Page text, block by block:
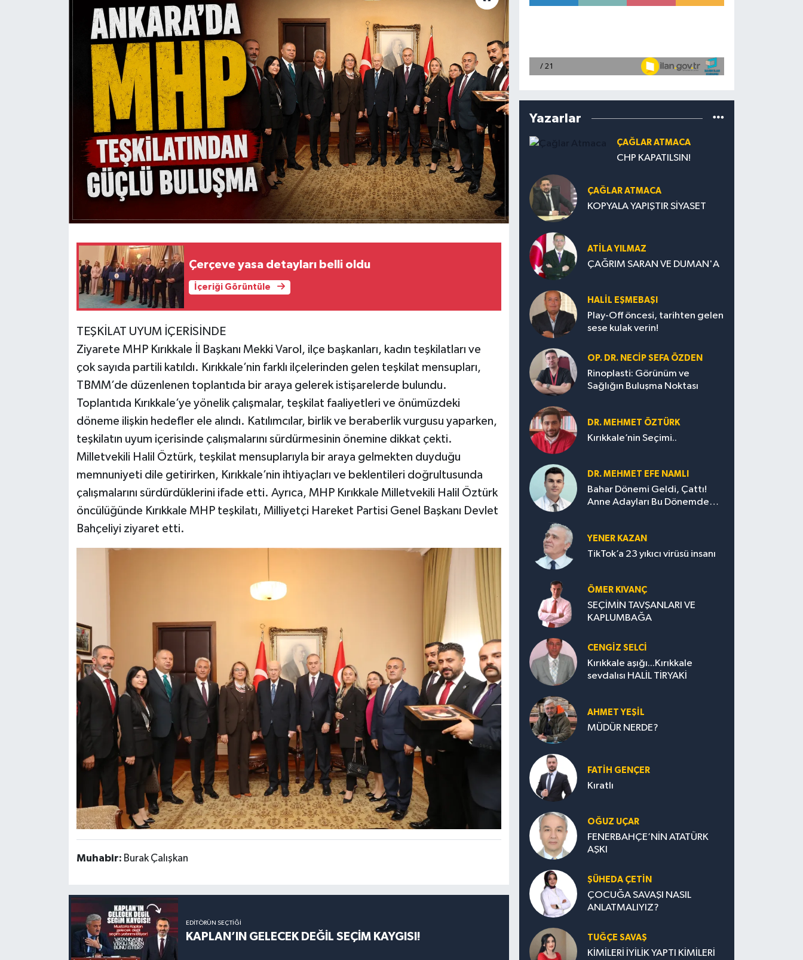
Çerçeve yasa detayları belli oldu
İçeriği Görüntüle
TEŞKİLAT UYUM İÇERİSİNDE
Ziyarete MHP Kırıkkale İl Başkanı Mekki Varol, ilçe başkanları, kadın teşkilatları ve
çok sayıda partili katıldı. Kırıkkale’nin farklı ilçelerinden gelen teşkilat mensupları,
TBMM’de düzenlenen toplantıda bir araya gelerek istişarelerde bulundu.
Toplantıda Kırıkkale’ye yönelik çalışmalar, teşkilat faaliyetleri ve önümüzdeki
döneme ilişkin hedefler ele alındı. Katılımcılar, birlik ve beraberlik vurgusu yaparken,
teşkilatın uyum içerisinde çalışmalarını sürdürmesinin önemine dikkat çekti.
Milletvekili Halil Öztürk, teşkilat mensuplarıyla bir araya gelmekten duyduğu
memnuniyeti dile getirirken, Kırıkkale’nin ihtiyaçları ve beklentileri doğrultusunda
çalışmalarını sürdürdüklerini ifade etti. Ayrıca, MHP Kırıkkale Milletvekili Halil Öztürk
öncülüğünde Kırıkkale MHP teşkilatı, Milliyetçi Hareket Partisi Genel Başkanı Devlet
Bahçeliyi ziyaret etti.
Muhabir: Burak Çalışkan
EDITÖRÜN SEÇTIĞI
KAPLAN’IN GELECEK DEĞİL SEÇİM KAYGISI!
Yazarlar
ÇAĞLAR ATMACA
CHP KAPATILSIN!
ÇAĞLAR ATMACA
KOPYALA YAPIŞTIR SİYASET
ATILA YILMAZ
ÇAĞRIM SARAN VE DUMAN'A
HALIL EŞMEBAŞI
Play-Off öncesi, tarihten gelen
sese kulak verin!
OP. DR. NECIP SEFA ÖZDEN
Rinoplasti: Görünüm ve
Sağlığın Buluşma Noktası
DR. MEHMET ÖZTÜRK
Kırıkkale’nin Seçimi..
DR. MEHMET EFE NAMLI
Bahar Dönemi Geldi, Çattı!
Anne Adayları Bu Dönemde
YENER KAZAN
TikTok’a 23 yıkıcı virüsü insanı
ÖMER KIVANÇ
SEÇİMİN TAVŞANLARI VE
KAPLUMBAĞA
CENGİZ SELCİ
Kırıkkale aşığı...Kırıkkale
sevdalısı HALİL TİRYAKİ
AHMET YEŞİL
MÜDÜR NERDE?
FATIH GENÇER
Kıratlı
OĞUZ UÇAR
FENERBAHÇE’NİN ATATÜRK
AŞKI
ŞÜHEDA ÇETİN
ÇOCUĞA SAVAŞI NASIL
ANLATMALIYIZ?
TUĞÇE SAVAŞ
KİMİLERİ İYİLİK YAPTI KİMİLERİ